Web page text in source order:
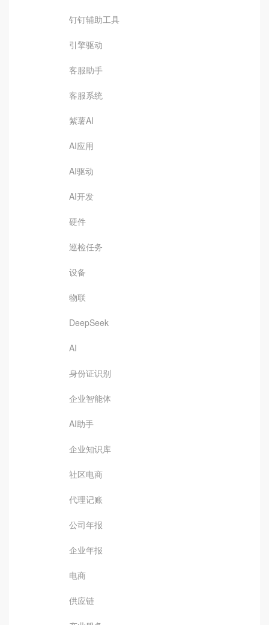
钉钉辅助工具
引擎驱动
客服助手
客服系统
紫薯AI
AI应用
AI驱动
AI开发
硬件
巡检任务
设备
物联
DeepSeek
AI
身份证识别
企业智能体
AI助手
企业知识库
社区电商
代理记账
公司年报
企业年报
电商
供应链